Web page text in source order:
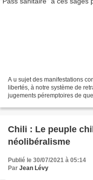
A u sujet des manifestations
libertés, à notre système de
jugements péremptoires de
Chili : Le peuple
néolibéralisme
Publié le 30/07/2021 à 05:14
Par Jean Lévy